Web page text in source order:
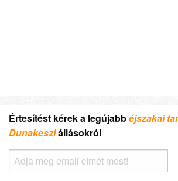
Értesítést kérek a legújabbéjszakai
Dunakesziállásokról